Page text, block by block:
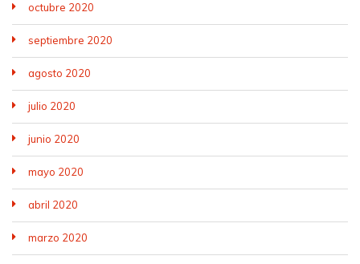
octubre 2020
septiembre 2020
agosto 2020
julio 2020
junio 2020
mayo 2020
abril 2020
marzo 2020